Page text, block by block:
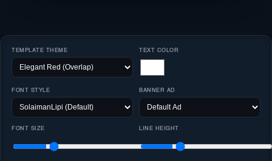
TEMPLATE THEME TEXT COLOR
FONT STYLE BANNER AD
FONT SIZE LINE HEIGHT